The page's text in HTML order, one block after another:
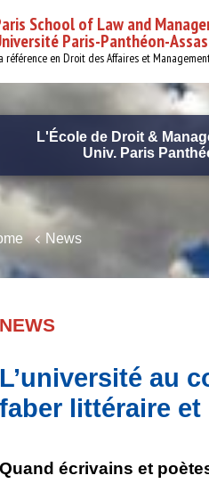
School of Law and
Paris-Panthéon-Assas
référence en Droit des Affaires et
L'École de Droit &
Univ. Paris
News
NEWS
L’université au
faber littéraire et
Quand écrivains et